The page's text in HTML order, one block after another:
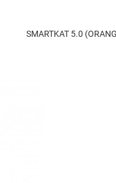
SMARTKAT 5.0